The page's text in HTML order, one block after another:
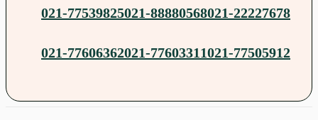
021-22227678
021-77505912
021-88880568
021-77603311
021-77539825
021-77606362